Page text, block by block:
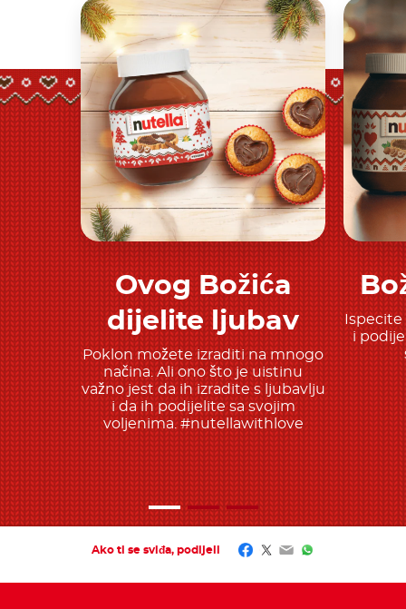
Saznajte više
Ovog Božića
dijelite ljubav
Poklon možete izraditi na mnogo
načina. Ali ono što je uistinu
važno jest da ih izradite s ljubavlju
i da ih podijelite sa svojim
voljenima. #nutellawithlove
Ispecite
i
Ako ti se sviđa, podijeli Facebook
Twitter
EmailWhatsApp